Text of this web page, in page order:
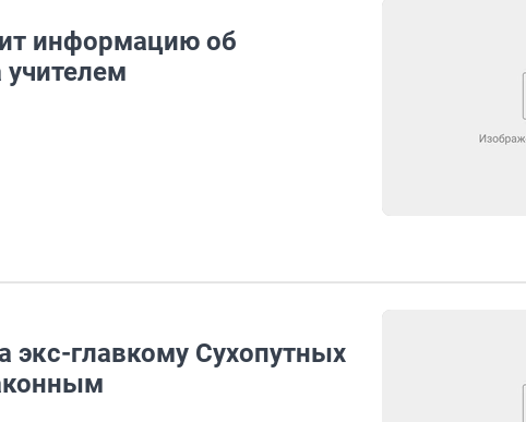
информацию об
экс-главкому Сухопутных